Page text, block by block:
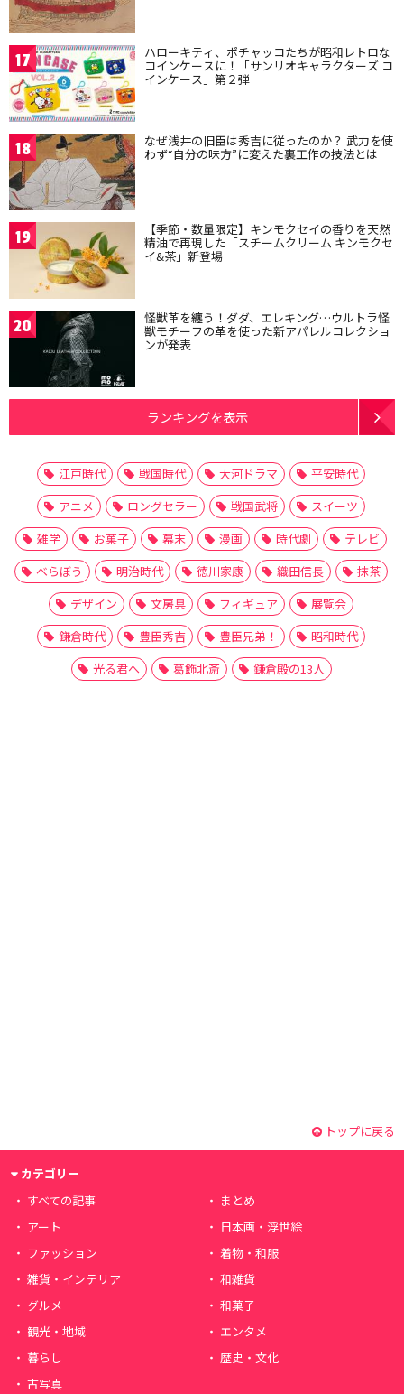
17 ハローキティ、ポチャッコたちが昭和レトロな
コインケースに！「サンリオキャラクターズ コ
インケース」第２弾
18 なぜ浅井の旧臣は秀吉に従ったのか？ 武力を使
わず“自分の味方”に変えた裏工作の技法とは
19 【季節・数量限定】キンモクセイの香りを天然
精油で再現した「スチームクリーム キンモクセ
イ&茶」新登場
20 怪獣革を纏う！ダダ、エレキング…ウルトラ怪
獣モチーフの革を使った新アパレルコレクショ
ンが発表
ランキングを表示
江戸時代 戦国時代 大河ドラマ
平安時代
アニメ
ロングセラー 戦国武将
スイーツ
雑学
お菓子 幕末 漫画 時代劇
テレビ
べらぼう
明治時代 徳川家康 織田信長
抹茶
デザイン
文房具 フィギュア
展覧会
鎌倉時代
豊臣秀吉 豊臣兄弟！
昭和時代
光る君へ
葛飾北斎 鎌倉殿の13人
トップに戻る
カテゴリー
すべての記事
まとめ
アート
日本画・浮世絵
ファッション
着物・和服
雑貨・インテリア
和雑貨
グルメ
和菓子
観光・地域
エンタメ
暮らし
歴史・文化
古写真